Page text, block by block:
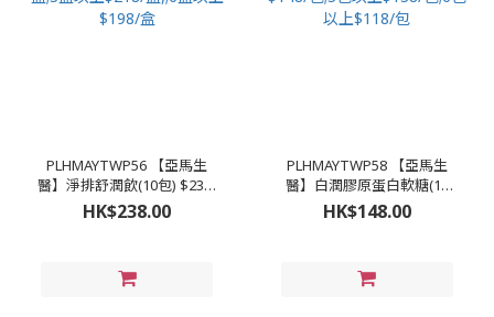
PLHMAYTWP56 【亞馬生
醫】淨排舒潤飲(10包) $238/
盒;3盒以上$218/盒,;6盒以上
$198/盒
HK$238.00
PLHMAYTWP58 【亞馬生
醫】白潤膠原蛋白軟糖(15
粒) $148/包;3包以上$138/
包;6包以上$118/包
HK$148.00